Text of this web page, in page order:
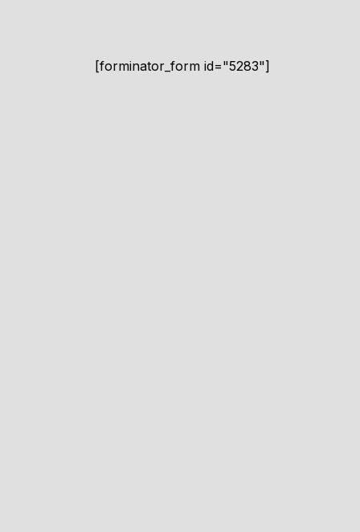
[forminator_form id="5283"]